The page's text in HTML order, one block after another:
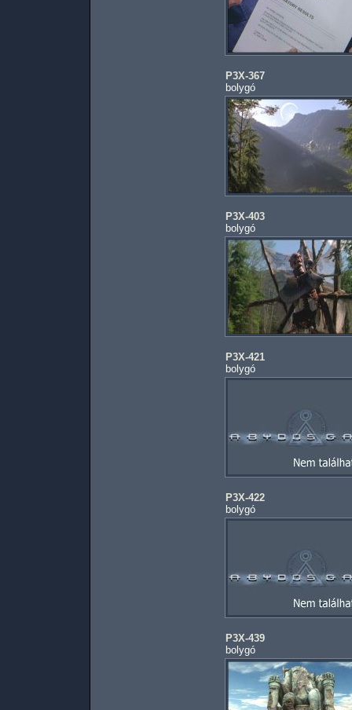
P3X-367
bolygó
P3X-403
bolygó
P3X-421
bolygó
P3X-422
bolygó
P3X-439
bolygó